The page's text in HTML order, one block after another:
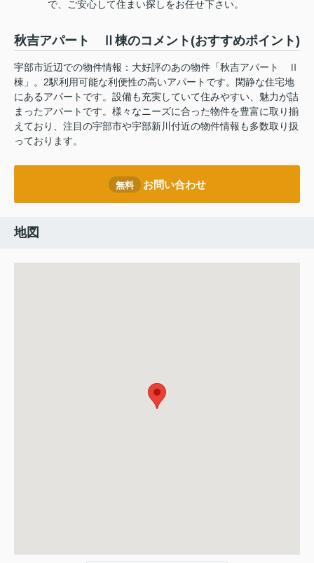
で、ご安心して住まい探しをお任せ下さい。
秋吉アパート Ⅱ棟のコメント(おすすめポイント)
宇部市近辺での物件情報：大好評のあの物件「秋吉アパート Ⅱ
棟」。2駅利用可能な利便性の高いアパートです。閑静な住宅地
にあるアパートです。設備も充実していて住みやすい、魅力が詰
まったアパートです。様々なニーズに合った物件を豊富に取り揃
えており、注目の宇部市や宇部新川付近の物件情報も多数取り扱
っております。
無料 お問い合わせ
地図